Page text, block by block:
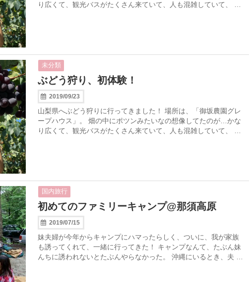
り広くて、観光バスがたくさん来ていて、人も混雑していて、 …
未分類
ぶどう狩り、初体験！
2019/09/23
山梨県へぶどう狩りに行ってきました！ 場所は、「御坂農園グレ
ープハウス」。 畑の中にポツンみたいなの想像してたのが…かな
り広くて、観光バスがたくさん来ていて、人も混雑していて、 …
国内旅行
初めてのファミリーキャンプ@那須高原
2019/07/15
妹夫婦が今年からキャンプにハマったらしく、ついに、我が家族
も誘ってくれて、一緒に行ってきた！ キャンプなんて、たぶん妹
んちに誘われないとたぶんやらなかった。 沖縄にいるとき、夫 …